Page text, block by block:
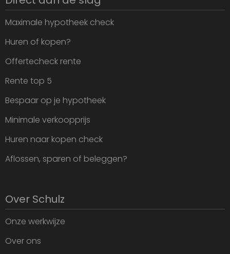
Maximale hypotheek check
Huren of kopen?
Offertecheck rente
Rente top 5
Bespaar op je hypotheek
Minimale verkoopprijs
Huren naar kopen check
Aflossen, sparen of beleggen?
Over Schulz
Onze werkwijze
Over ons